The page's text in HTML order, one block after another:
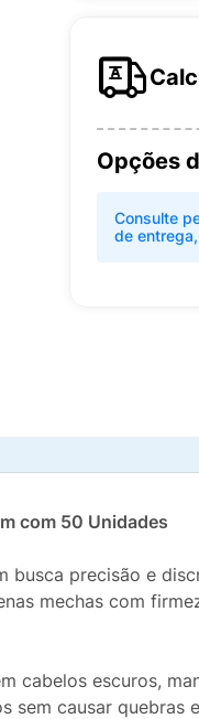
Opções
Consulte
de
com 50 Unidades
busca precisão e
mechas com
cabelos escuros,
sem causar